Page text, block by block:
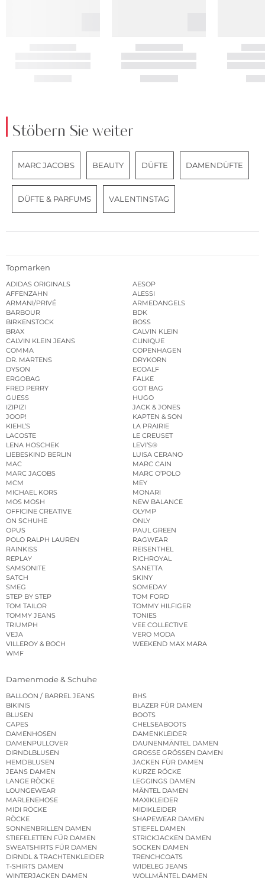
Stöbern Sie weiter
MARC JACOBS BEAUTY DÜFTE DAMENDÜFTE
DÜFTE & PARFUMS VALENTINSTAG
Topmarken
ADIDAS ORIGINALS
AESOP
AFFENZAHN
ALESSI
ARMANI/PRIVÉ
ARMEDANGELS
BARBOUR
BDK
BIRKENSTOCK
BOSS
BRAX
CALVIN KLEIN
CALVIN KLEIN JEANS
CLINIQUE
COMMA
COPENHAGEN
DR. MARTENS
DRYKORN
DYSON
ECOALF
ERGOBAG
FALKE
FRED PERRY
GOT BAG
GUESS
HUGO
IZIPIZI
JACK & JONES
JOOP!
KAPTEN & SON
KIEHL’S
LA PRAIRIE
LACOSTE
LE CREUSET
LENA HOSCHEK
LEVI’S®
LIEBESKIND BERLIN
LUISA CERANO
MAC
MARC CAIN
MARC JACOBS
MARC O’POLO
MCM
MEY
MICHAEL KORS
MONARI
MOS MOSH
NEW BALANCE
OFFICINE CREATIVE
OLYMP
ON SCHUHE
ONLY
OPUS
PAUL GREEN
POLO RALPH LAUREN
RAGWEAR
RAINKISS
REISENTHEL
REPLAY
RICHROYAL
SAMSONITE
SANETTA
SATCH
SKINY
SMEG
SOMEDAY
STEP BY STEP
TOM FORD
TOM TAILOR
TOMMY HILFIGER
TOMMY JEANS
TONIES
TRIUMPH
VEE COLLECTIVE
VEJA
VERO MODA
VILLEROY & BOCH
WEEKEND MAX MARA
WMF
Damenmode & Schuhe
BALLOON / BARREL JEANS
BHS
BIKINIS
BLAZER FÜR DAMEN
BLUSEN
BOOTS
CAPES
CHELSEABOOTS
DAMENHOSEN
DAMENKLEIDER
DAMENPULLOVER
DAUNENMÄNTEL DAMEN
DIRNDLBLUSEN
GROSSE GRÖSSEN DAMEN
HEMDBLUSEN
JACKEN FÜR DAMEN
JEANS DAMEN
KURZE RÖCKE
LANGE RÖCKE
LEGGINGS DAMEN
LOUNGEWEAR
MÄNTEL DAMEN
MARLENEHOSE
MAXIKLEIDER
MIDI RÖCKE
MIDIKLEIDER
RÖCKE
SHAPEWEAR DAMEN
SONNENBRILLEN DAMEN
STIEFEL DAMEN
STIEFELETTEN FÜR DAMEN
STRICKJACKEN DAMEN
SWEATSHIRTS FÜR DAMEN
SOCKEN DAMEN
DIRNDL & TRACHTENKLEIDER
TRENCHCOATS
T-SHIRTS DAMEN
WIDELEG JEANS
WINTERJACKEN DAMEN
WOLLMÄNTEL DAMEN